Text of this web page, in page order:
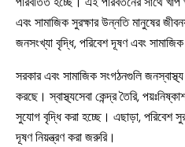
এবং সামাজিক সুরক্ষার উন্নতি মানুষের
জনসংখ্যা বৃদ্ধি, পরিবেশ দূষণ এবং
সরকার এবং সামাজিক সংগঠনগুলি
করছে। স্বাস্থ্যসেবা কেন্দ্র তৈরি,
সুযোগ বৃদ্ধি করা হচ্ছে। এছাড়া, পরিবেশ
দূষণ নিয়ন্ত্রণ করা জরুরি।